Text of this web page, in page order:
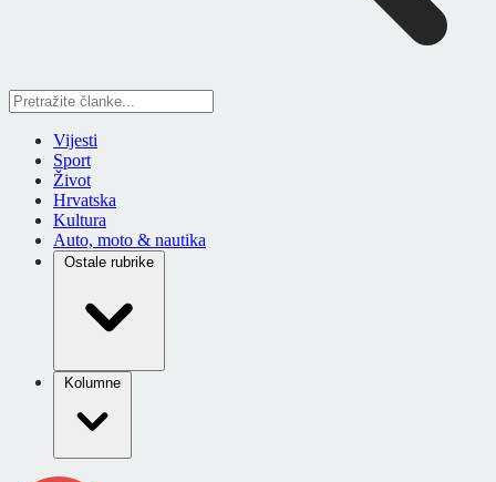
Vijesti
Sport
Život
Hrvatska
Kultura
Auto, moto & nautika
Ostale rubrike
Kolumne